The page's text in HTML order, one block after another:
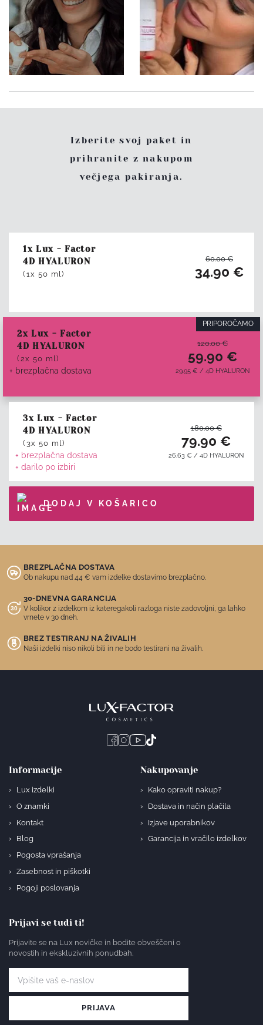
Izberite svoj paket in
prihranite z nakupom
večjega pakiranja.
1x Lux - Factor
4D HYALURON
(1x 50 ml)
60.00 €
34.90 €
PRIPOROČAMO
2x Lux - Factor
4D HYALURON
(2x 50 ml)
+ brezplačna dostava
120.00 €
59.90 €
29.95 € / 4D HYALURON
3x Lux - Factor
4D HYALURON
(3x 50 ml)
+ brezplačna dostava
+ darilo po izbiri
180.00 €
79.90 €
26.63 € / 4D HYALURON
DODAJ V KOŠARICO
BREZPLAČNA DOSTAVA
Ob nakupu nad 44 € vam izdelke dostavimo brezplačno.
30-DNEVNA GARANCIJA
V kolikor z izdelkom iz kateregakoli razloga niste zadovoljni, ga lahko
vrnete v 30 dneh.
BREZ TESTIRANJ NA ŽIVALIH
Naši izdelki niso nikoli bili in ne bodo testirani na živalih.
Informacije
Lux izdelki
O znamki
Kontakt
Blog
Pogosta vprašanja
Zasebnost in piškotki
Pogoji poslovanja
Nakupovanje
Kako opraviti nakup?
Dostava in način plačila
Izjave uporabnikov
Garancija in vračilo izdelkov
Prijavi se tudi ti!
Prijavite se na Lux novičke in bodite obveščeni o
novostih in ekskluzivnih ponudbah.
PRIJAVA